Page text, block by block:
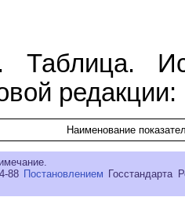
Таблица.
редакции:
Наименование
88 Постановлением Госстандарта